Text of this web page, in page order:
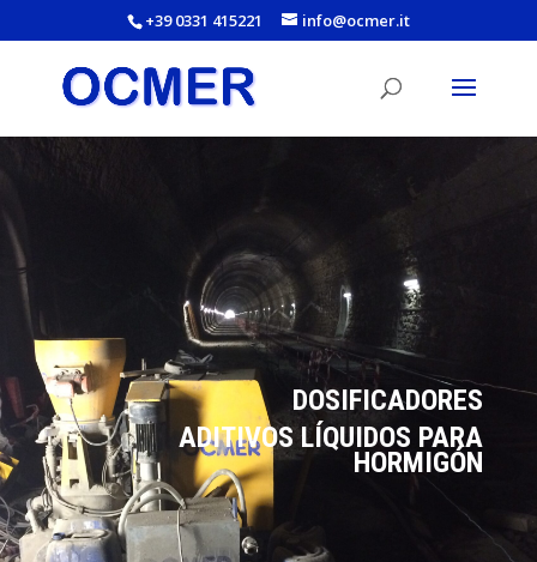
+39 0331 415221 info@ocmer.it
DOSIFICADORES
ADITIVOS LÍQUIDOS PARA
HORMIGÓN